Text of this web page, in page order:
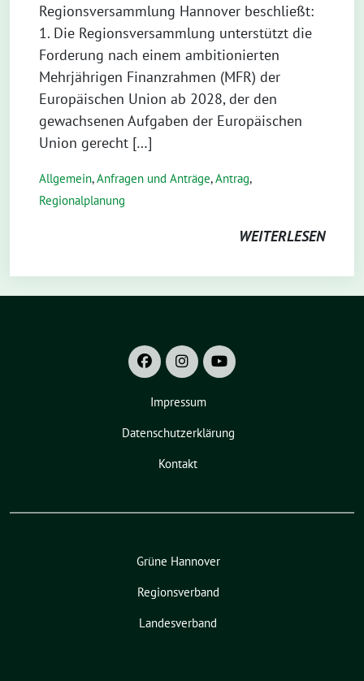
Regionsversammlung Hannover beschließt:
1. Die Regionsversammlung unterstützt die
Forderung nach einem ambitionierten
Mehrjährigen Finanzrahmen (MFR) der
Europäischen Union ab 2028, der den
gewachsenen Aufgaben der Europäischen
Union gerecht […]
Allgemein,Anfragen und Anträge,Antrag,
Regionalplanung
WEITERLESEN
Impressum
Datenschutzerklärung
Kontakt
Grüne Hannover
Regionsverband
Landesverband